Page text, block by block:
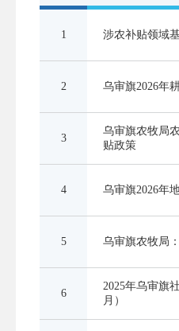
1 涉农补贴领域
2 乌审旗2026年
3
乌审旗农牧局
贴政策
4 乌审旗2026年
5 乌审旗农牧局
6
2025年乌审旗
月）